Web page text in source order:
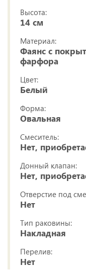
Высота:
14 см
Материал:
Фаянс с
фарфора
Цвет:
Белый
Форма:
Овальная
Смеситель:
Нет,
Донный клапан:
Нет,
Отверстие под
Нет
Тип раковины:
Накладная
Перелив:
Нет